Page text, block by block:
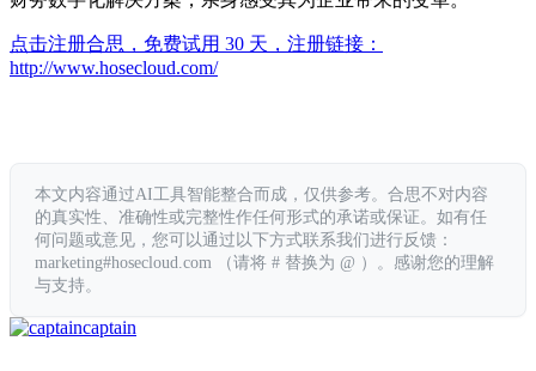
点击注册合思，免费试用 30 天，注册链接：
http://www.hosecloud.com/
本文内容通过AI工具智能整合而成，仅供参考。合思不对内容
的真实性、准确性或完整性作任何形式的承诺或保证。如有任
何问题或意见，您可以通过以下方式联系我们进行反馈：
marketing#hosecloud.com （请将 # 替换为 @ ）。感谢您的理解
与支持。
captain